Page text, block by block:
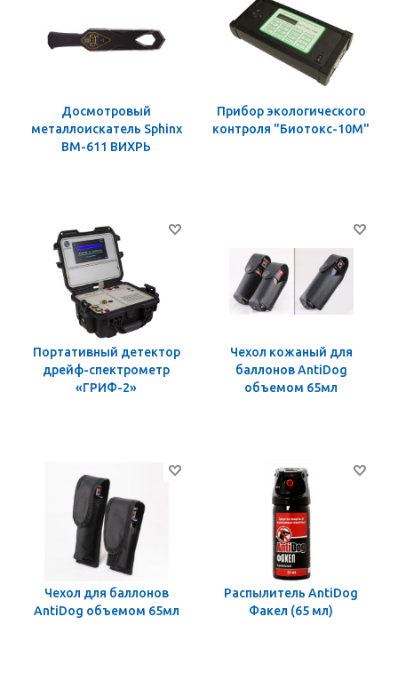
Досмотровый
металлоискатель Sphinx
ВМ-611 ВИХРЬ
Прибор экологического
контроля "Биотокс-10М"
Портативный детектор
дрейф-спектрометр
«ГРИФ-2»
Чехол кожаный для
баллонов AntiDog
объемом 65мл
Чехол для баллонов
AntiDog объемом 65мл
Распылитель AntiDog
Факел (65 мл)